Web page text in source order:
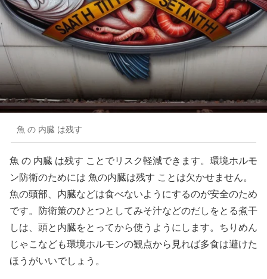
魚 の 内臓 は残す
魚 の 内臓 は残す ことでリスク軽減できます。環境ホルモ
ン防衛のためには 魚の内臓は残す ことは欠かせません。
魚の頭部、内臓などは食べないようにするのが安全のため
です。防衛策のひとつとしてみそ汁などのだしをとる煮干
しは、頭と内臓をとってから使うようにします。ちりめん
じゃこなども環境ホルモンの観点から見れば多食は避けた
ほうがいいでしょう。